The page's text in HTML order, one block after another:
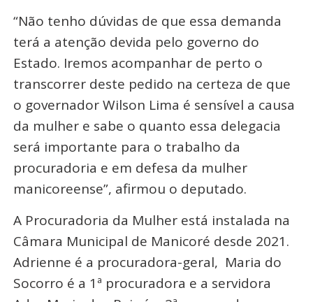
“Não tenho dúvidas de que essa demanda
terá a atenção devida pelo governo do
Estado. Iremos acompanhar de perto o
transcorrer deste pedido na certeza de que
o governador Wilson Lima é sensível a causa
da mulher e sabe o quanto essa delegacia
será importante para o trabalho da
procuradoria e em defesa da mulher
manicoreense”, afirmou o deputado.
A Procuradoria da Mulher está instalada na
Câmara Municipal de Manicoré desde 2021.
Adrienne é a procuradora-geral, Maria do
Socorro é a 1ª procuradora e a servidora